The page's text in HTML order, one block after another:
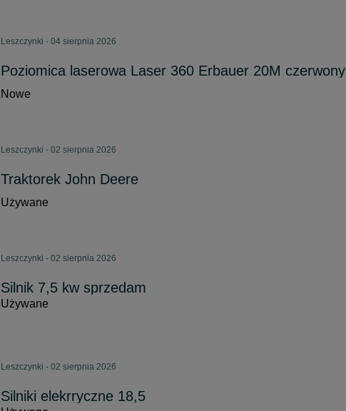
Leszczynki - 04 sierpnia 2026
Poziomica laserowa Laser 360 Erbauer 20M czerwony
Nowe
Leszczynki - 02 sierpnia 2026
Traktorek John Deere
Używane
Leszczynki - 02 sierpnia 2026
Silnik 7,5 kw sprzedam
Używane
Leszczynki - 02 sierpnia 2026
Silniki elekrryczne 18,5